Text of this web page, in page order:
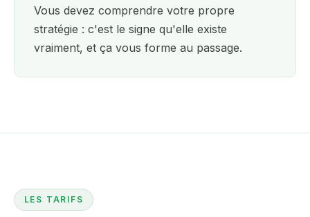
Vous devez comprendre votre propre
stratégie : c'est le signe qu'elle existe
vraiment, et ça vous forme au passage.
LES TARIFS